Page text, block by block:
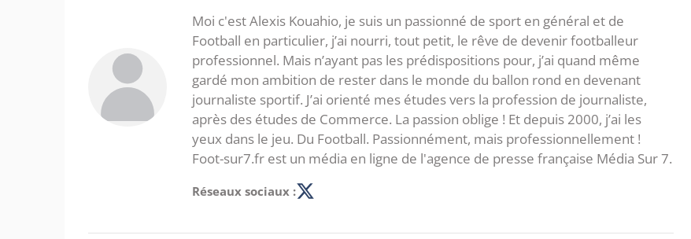
Moi c'est Alexis Kouahio, je suis un passionné de sport en général et de
Football en particulier, j’ai nourri, tout petit, le rêve de devenir footballeur
professionnel. Mais n’ayant pas les prédispositions pour, j’ai quand même
gardé mon ambition de rester dans le monde du ballon rond en devenant
journaliste sportif. J’ai orienté mes études vers la profession de journaliste,
après des études de Commerce. La passion oblige ! Et depuis 2000, j’ai les
yeux dans le jeu. Du Football. Passionnément, mais professionnellement !
Foot-sur7.fr est un média en ligne de l'agence de presse française Média Sur 7.
Réseaux sociaux :